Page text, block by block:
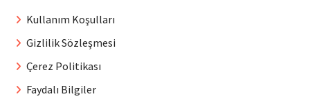
Kullanım Koşulları
Gizlilik Sözleşmesi
Çerez Politikası
Faydalı Bilgiler